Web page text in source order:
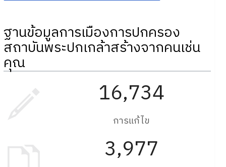
ฐานข้อมูลการเมืองการปกครอง
สถาบันพระปกเกล้าสร้างจากคนเช่น
คุณ
16,734
การแก้ไข
3,977